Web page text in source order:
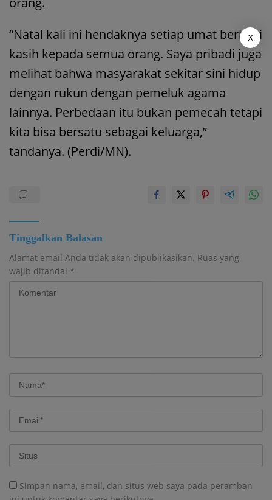
“Natal kali ini hendaknya setiap umat berbagi
kasih kepada semua orang. Saya pribadi juga
melihat bahwa masyarakat sekitar sini hidup
dengan rukun dengan pemeluk agama
lainnya. Perbedaan itu bukan pemecah tetapi
kita bisa bersatu sebagai keluarga,”
tandanya. (Perdi/MN).
Tinggalkan Balasan
Alamat email Anda tidak akan dipublikasikan. Ruas yang
wajib ditandai *
Simpan nama, email, dan situs web saya pada peramban
X